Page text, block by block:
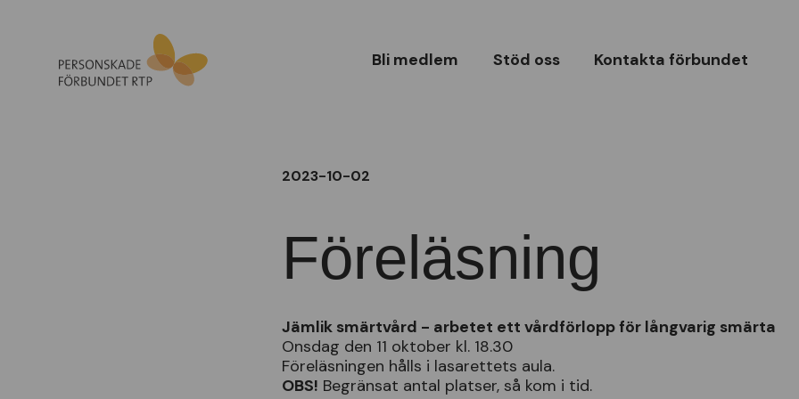
Bli medlem Stöd oss Kontakta förbundet
2023-10-02
Föreläsning
Jämlik smärtvård - arbetet ett vårdförlopp för långvarig smärta
Onsdag den 11 oktober kl. 18.30
Föreläsningen hålls i lasarettets aula.
OBS! Begränsat antal platser, så kom i tid.